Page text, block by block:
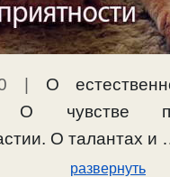
| О
О чувстве
О талантах и
развернуть